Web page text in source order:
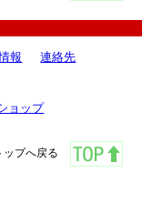
報 連絡先
ョップ
ップへ戻る